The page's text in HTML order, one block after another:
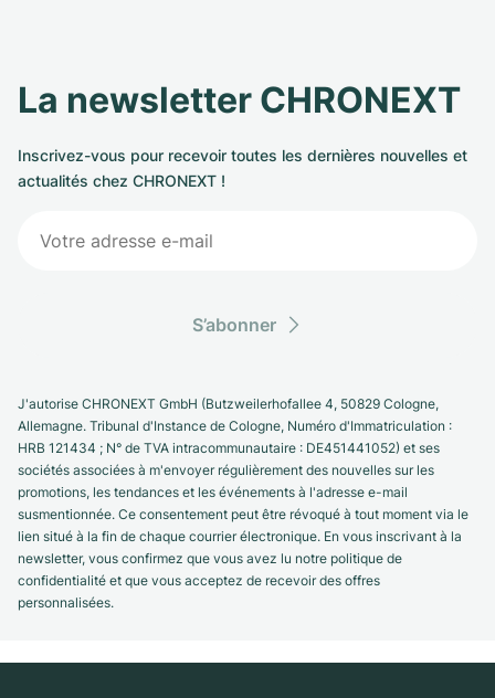
La newsletter CHRONEXT
Inscrivez-vous pour recevoir toutes les dernières nouvelles et
actualités chez CHRONEXT !
S’abonner
J'autorise CHRONEXT GmbH (Butzweilerhofallee 4, 50829 Cologne,
Allemagne. Tribunal d'Instance de Cologne, Numéro d'Immatriculation :
HRB 121434 ; N° de TVA intracommunautaire : DE451441052) et ses
sociétés associées à m'envoyer régulièrement des nouvelles sur les
promotions, les tendances et les événements à l'adresse e-mail
susmentionnée. Ce consentement peut être révoqué à tout moment via le
lien situé à la fin de chaque courrier électronique. En vous inscrivant à la
newsletter, vous confirmez que vous avez lu notre politique de
confidentialité et que vous acceptez de recevoir des offres
personnalisées.